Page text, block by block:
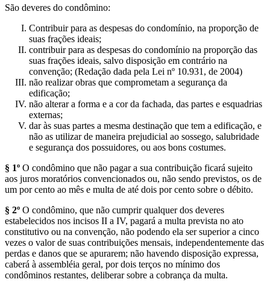
São deveres do condômino:
Contribuir para as despesas do condomínio, na proporção de
suas frações ideais;
contribuir para as despesas do condomínio na proporção das
suas frações ideais, salvo disposição em contrário na
convenção; (Redação dada pela Lei nº 10.931, de 2004)
não realizar obras que comprometam a segurança da
edificação;
não alterar a forma e a cor da fachada, das partes e esquadrias
externas;
dar às suas partes a mesma destinação que tem a edificação, e
não as utilizar de maneira prejudicial ao sossego, salubridade
e segurança dos possuidores, ou aos bons costumes.
§ 1º O condômino que não pagar a sua contribuição ficará sujeito
aos juros moratórios convencionados ou, não sendo previstos, os de
um por cento ao mês e multa de até dois por cento sobre o débito.
§ 2º O condômino, que não cumprir qualquer dos deveres
estabelecidos nos incisos II a IV, pagará a multa prevista no ato
constitutivo ou na convenção, não podendo ela ser superior a cinco
vezes o valor de suas contribuições mensais, independentemente das
perdas e danos que se apurarem; não havendo disposição expressa,
caberá à assembléia geral, por dois terços no mínimo dos
condôminos restantes, deliberar sobre a cobrança da multa.